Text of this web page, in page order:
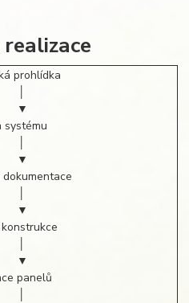
prohlídka
systému
panelů